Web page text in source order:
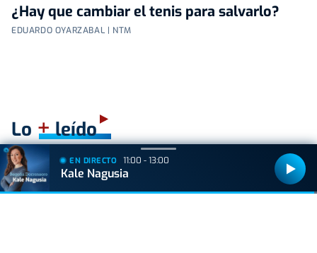
¿Hay que cambiar el tenis para salvarlo?
EDUARDO OYARZABAL | NTM
Lo +leído
BIZKAIA
Sorpresa en Bakio: un pequeño tiburón obliga a
cerrar la playa durante una hora
EN DIRECTO 11:00 - 13:00
Kale Nagusia